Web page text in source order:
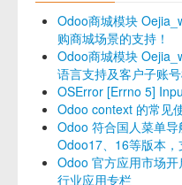
Odoo商城模块
购商城场景的支持！
Odoo商城模块
语言支持及客户子账号
OSError [Errno 5]
Odoo context 的常见
Odoo 符合国人菜单
Odoo17、16等版本，
Odoo 官方应用市场
行业应用专栏